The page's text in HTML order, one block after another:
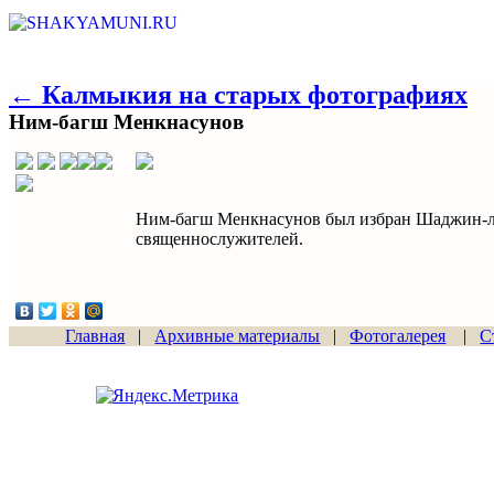
← Калмыкия на старых фотографиях
Ним-багш Менкнасунов
Ним-багш Менкнасунов был избран Шаджин-
священнослужителей.
Главная | Архивные материалы |Фотогалерея |